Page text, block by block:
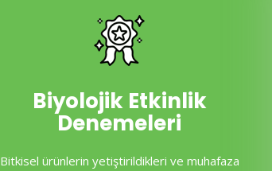
Biyolojik Etkinlik
Denemeleri
Bitkisel ürünlerin yetiştirildikleri ve muhafaza